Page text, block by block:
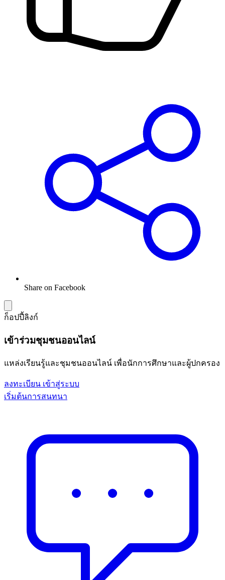
Share on Facebook
ก็อปปี้ลิงก์
เข้าร่วมชุมชนออนไลน์
แหล่งเรียนรู้และชุมชนออนไลน์ เพื่อนักการศึกษาและผู้ปกครอง
ลงทะเบียน เข้าสู่ระบบ
เริ่มต้นการสนทนา